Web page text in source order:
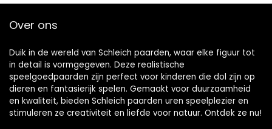
Over ons
Duik in de wereld van Schleich paarden, waar elke figuur tot
in detail is vormgegeven. Deze realistische
speelgoedpaarden zijn perfect voor kinderen die dol zijn op
dieren en fantasierijk spelen. Gemaakt voor duurzaamheid
en kwaliteit, bieden Schleich paarden uren speelplezier en
stimuleren ze creativiteit en liefde voor natuur. Ontdek ze nu!